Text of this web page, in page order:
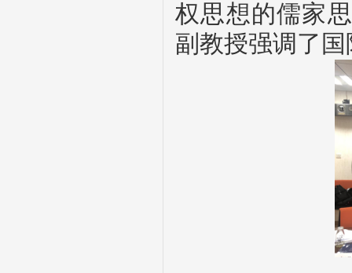
权思想的儒家
副教授强调了